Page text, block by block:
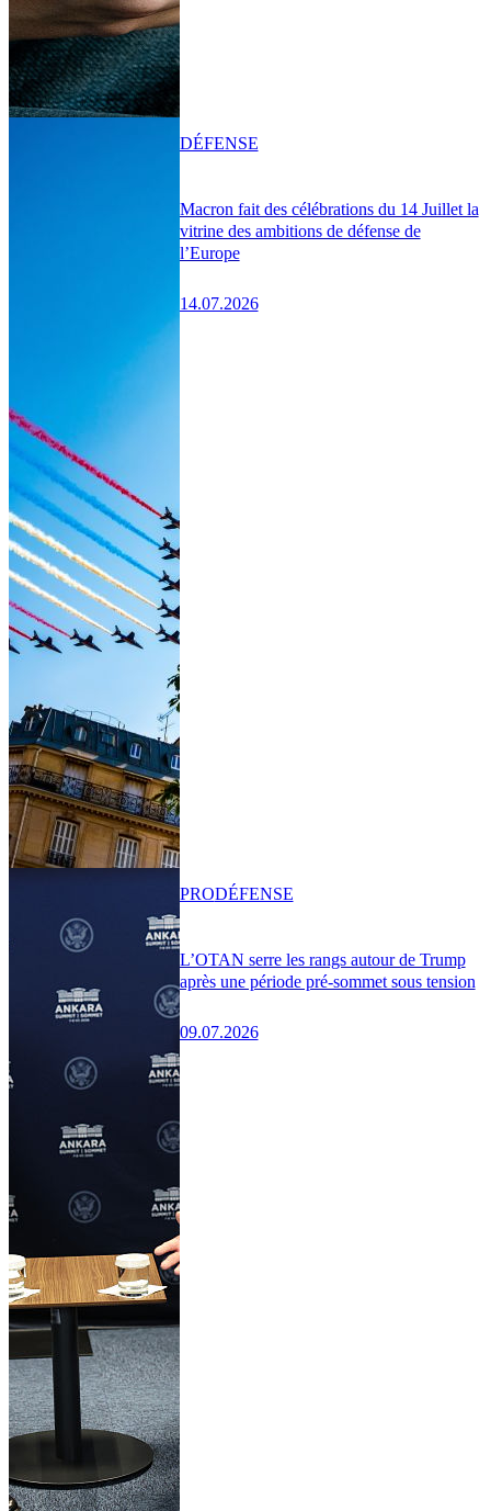
Macron fait des célébrations du 14 Juillet la
vitrine des ambitions de défense de
l’Europe
14.07.2026
DÉFENSE
L’OTAN serre les rangs autour de Trump
après une période pré-sommet sous tension
09.07.2026
PRODÉFENSE